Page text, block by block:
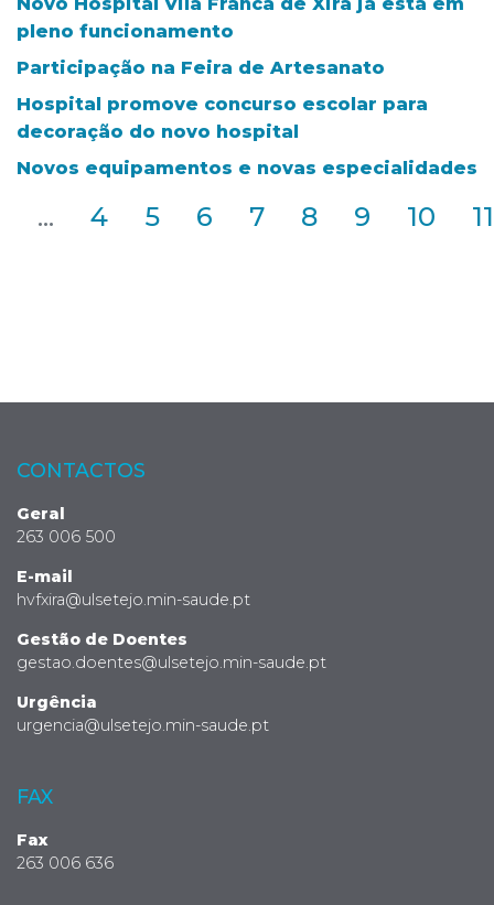
pleno funcionamento
Participação na Feira de Artesanato
Hospital promove concurso escolar para
decoração do novo hospital
Novos equipamentos e novas especialidades
... 4 5 6 7 8 9 10 11
CONTACTOS
Geral
263 006 500
E-mail
hvfxira@ulsetejo.min-saude.pt
Gestão de Doentes
gestao.doentes@ulsetejo.min-saude.pt
Urgência
urgencia@ulsetejo.min-saude.pt
FAX
Fax
263 006 636